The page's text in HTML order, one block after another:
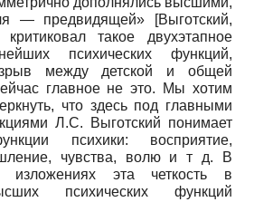
— предвидящей»
[Выготский,
такое двухэтапное
психических функций,
между детской и общей
главное не это. Мы хотим
что здесь под главными
Л.С. Выготский понимает
психики: восприятие,
чувства, волю и т д. В
изложениях эта четкость в
психических функций